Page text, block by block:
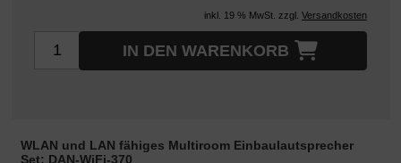
inkl. 19 % MwSt. zzgl. Versandkosten
IN DEN WARENKORB
WLAN und LAN fähiges Multiroom Einbaulautsprecher
Set: DAN-WiFi-370